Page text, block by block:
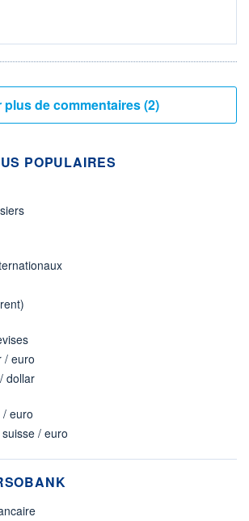
Voir plus de commentaires (2)
POPULAIRES
/ euro
dollar
euro
/ euro